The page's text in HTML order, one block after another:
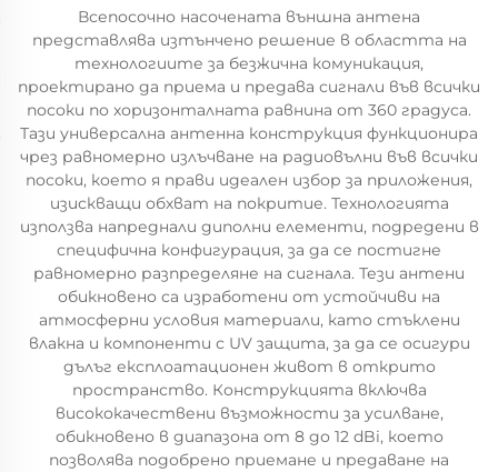
Всепосочно насочената външна антена
представлява изтънчено решение в областта на
технологиите за безжична комуникация,
проектирано да приема и предава сигнали във всички
посоки по хоризонталната равнина от 360 градуса.
Тази универсална антенна конструкция функционира
чрез равномерно излъчване на радиовълни във всички
посоки, което я прави идеален избор за приложения,
изискващи обхват на покритие. Технологията
използва напреднали диполни елементи, подредени в
специфична конфигурация, за да се постигне
равномерно разпределяне на сигнала. Тези антени
обикновено са изработени от устойчиви на
атмосферни условия материали, като стъклени
влакна и компоненти с UV защита, за да се осигури
дълъг експлоатационен живот в открито
пространство. Конструкцията включва
висококачествени възможности за усилване,
обикновено в диапазона от 8 до 12 dBi, което
позволява подобрено приемане и предаване на